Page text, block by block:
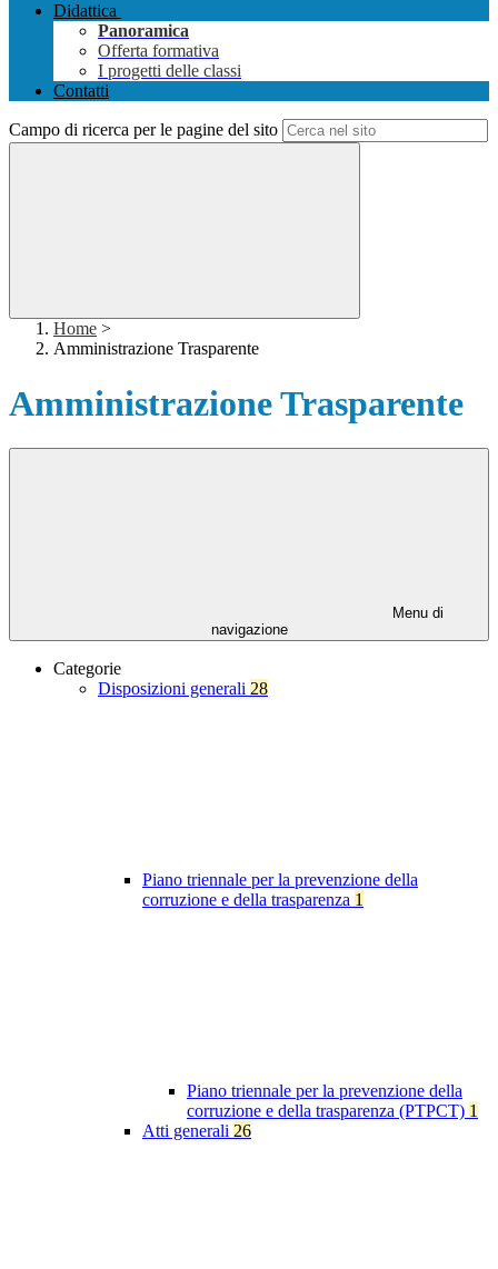
Didattica
Panoramica
Offerta formativa
I progetti delle classi
Contatti
Campo di ricerca per le pagine del sito
Home >
Amministrazione Trasparente
Amministrazione Trasparente
Menu di
navigazione
Categorie
Disposizioni generali 28
Piano triennale per la prevenzione della
corruzione e della trasparenza 1
Piano triennale per la prevenzione della
corruzione e della trasparenza (PTPCT) 1
Atti generali 26